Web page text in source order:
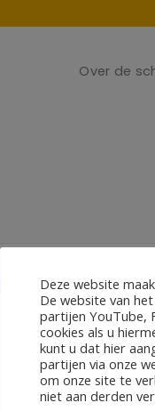
Over de
Deze website
De website van
partijen YouTube,
cookies als u
kunt u dat hier
partijen via onze
om onze site te
niet aan derden